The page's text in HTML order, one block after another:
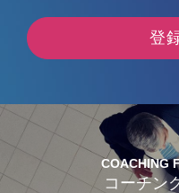
登
COACHING
コーチン